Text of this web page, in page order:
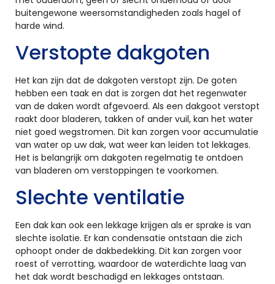
buitengewone weersomstandigheden zoals hagel of
harde wind.
Verstopte dakgoten
Het kan zijn dat de dakgoten verstopt zijn. De goten
hebben een taak en dat is zorgen dat het regenwater
van de daken wordt afgevoerd. Als een dakgoot verstopt
raakt door bladeren, takken of ander vuil, kan het water
niet goed wegstromen. Dit kan zorgen voor accumulatie
van water op uw dak, wat weer kan leiden tot lekkages.
Het is belangrijk om dakgoten regelmatig te ontdoen
van bladeren om verstoppingen te voorkomen.
Slechte ventilatie
Een dak kan ook een lekkage krijgen als er sprake is van
slechte isolatie. Er kan condensatie ontstaan die zich
ophoopt onder de dakbedekking. Dit kan zorgen voor
roest of verrotting, waardoor de waterdichte laag van
het dak wordt beschadigd en lekkages ontstaan.